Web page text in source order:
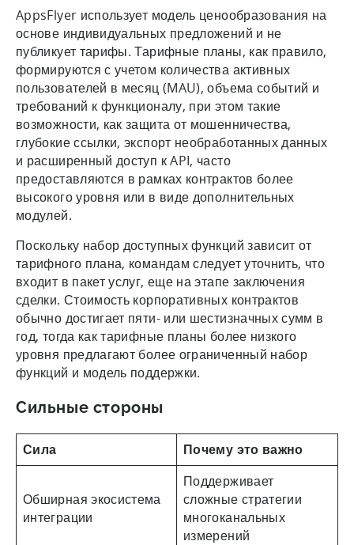
AppsFlyer использует модель ценообразования на
основе индивидуальных предложений и не
публикует тарифы. Тарифные планы, как правило,
формируются с учетом количества активных
пользователей в месяц (MAU), объема событий и
требований к функционалу, при этом такие
возможности, как защита от мошенничества,
глубокие ссылки, экспорт необработанных данных
и расширенный доступ к API, часто
предоставляются в рамках контрактов более
высокого уровня или в виде дополнительных
модулей.
Поскольку набор доступных функций зависит от
тарифного плана, командам следует уточнить, что
входит в пакет услуг, еще на этапе заключения
сделки. Стоимость корпоративных контрактов
обычно достигает пяти- или шестизначных сумм в
год, тогда как тарифные планы более низкого
уровня предлагают более ограниченный набор
функций и модель поддержки.
Сильные стороны
Сила Почему это важно
Обширная экосистема
интеграции
Поддерживает
сложные стратегии
многоканальных
измерений